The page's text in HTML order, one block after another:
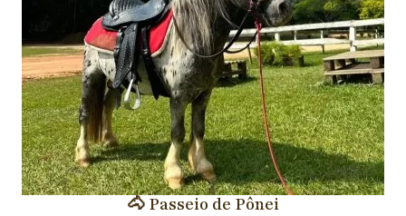
🐴 Passeio de Pônei